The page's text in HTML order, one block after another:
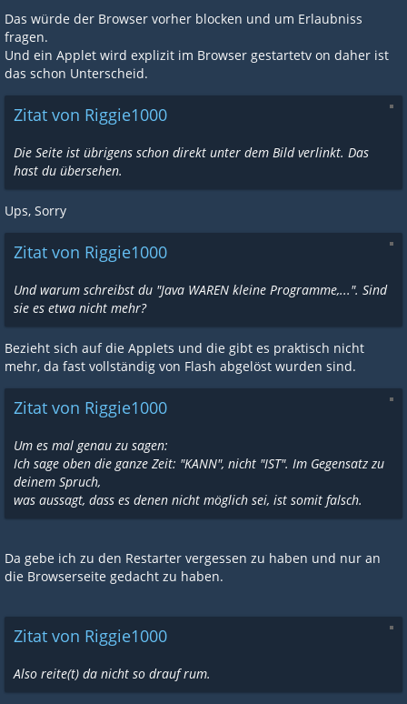
Das würde der Browser vorher blocken und um Erlaubniss
fragen.
Und ein Applet wird explizit im Browser gestartetv on daher ist
das schon Unterscheid.
Zitat von Riggie1000
Die Seite ist übrigens schon direkt unter dem Bild verlinkt. Das
hast du übersehen.
Ups, Sorry
Zitat von Riggie1000
Und warum schreibst du "Java WAREN kleine Programme,...". Sind
sie es etwa nicht mehr?
Bezieht sich auf die Applets und die gibt es praktisch nicht
mehr, da fast vollständig von Flash abgelöst wurden sind.
Zitat von Riggie1000
Um es mal genau zu sagen:
Ich sage oben die ganze Zeit: "KANN", nicht "IST". Im Gegensatz zu
deinem Spruch,
was aussagt, dass es denen nicht möglich sei, ist somit falsch.
Da gebe ich zu den Restarter vergessen zu haben und nur an
die Browserseite gedacht zu haben.
Zitat von Riggie1000
Also reite(t) da nicht so drauf rum.